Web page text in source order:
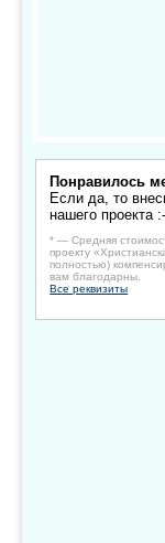
Понравилось
Если да, то
нашего проекта
* — Средняя
проекту
полностью)
вам благодарны.
Все реквизиты